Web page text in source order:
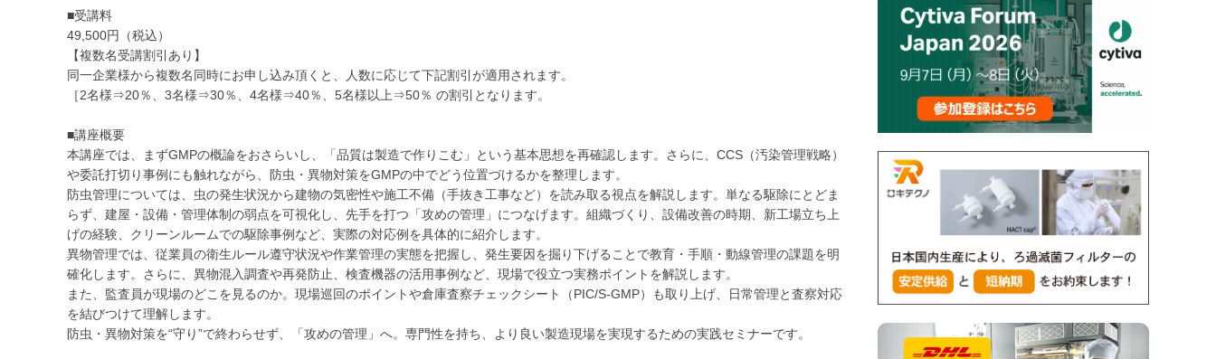
■受講料
49,500円（税込）
【複数名受講割引あり】
同一企業様から複数名同時にお申し込み頂くと、人数に応じて下記割引が適用されます。
［2名様⇒20％、3名様⇒30％、4名様⇒40％、5名様以上⇒50％ の割引となります。
■講座概要
本講座では、まずGMPの概論をおさらいし、「品質は製造で作りこむ」という基本思想を再確認します。さらに、CCS（汚染管理戦略）
や委託打切り事例にも触れながら、防虫・異物対策をGMPの中でどう位置づけるかを整理します。
防虫管理については、虫の発生状況から建物の気密性や施工不備（手抜き工事など）を読み取る視点を解説します。単なる駆除にとどま
らず、建屋・設備・管理体制の弱点を可視化し、先手を打つ「攻めの管理」につなげます。組織づくり、設備改善の時期、新工場立ち上
げの経験、クリーンルームでの駆除事例など、実際の対応例を具体的に紹介します。
異物管理では、従業員の衛生ルール遵守状況や作業管理の実態を把握し、発生要因を掘り下げることで教育・手順・動線管理の課題を明
確化します。さらに、異物混入調査や再発防止、検査機器の活用事例など、現場で役立つ実務ポイントを解説します。
また、監査員が現場のどこを見るのか。現場巡回のポイントや倉庫査察チェックシート（PIC/S-GMP）も取り上げ、日常管理と査察対応
を結びつけて理解します。
防虫・異物対策を“守り”で終わらせず、「攻めの管理」へ。専門性を持ち、より良い製造現場を実現するための実践セミナーです。